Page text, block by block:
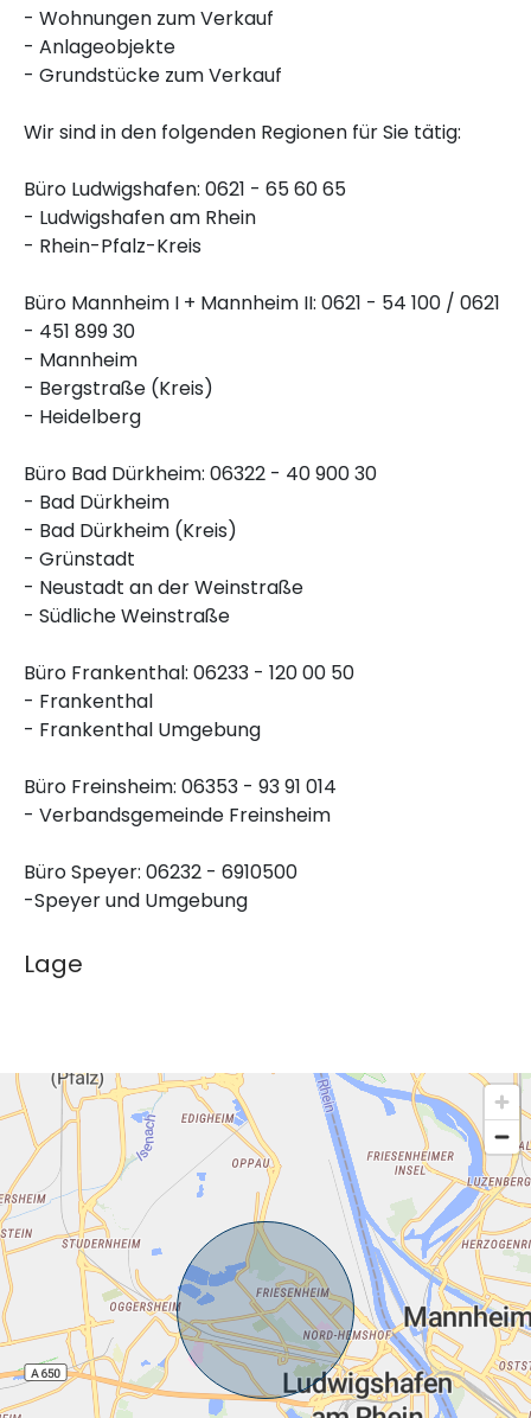
- Wohnungen zum Verkauf
- Anlageobjekte
- Grundstücke zum Verkauf
Wir sind in den folgenden Regionen für Sie tätig:
Büro Ludwigshafen: 0621 - 65 60 65
- Ludwigshafen am Rhein
- Rhein-Pfalz-Kreis
Büro Mannheim I + Mannheim II: 0621 - 54 100 / 0621
- 451 899 30
- Mannheim
- Bergstraße (Kreis)
- Heidelberg
Büro Bad Dürkheim: 06322 - 40 900 30
- Bad Dürkheim
- Bad Dürkheim (Kreis)
- Grünstadt
- Neustadt an der Weinstraße
- Südliche Weinstraße
Büro Frankenthal: 06233 - 120 00 50
- Frankenthal
- Frankenthal Umgebung
Büro Freinsheim: 06353 - 93 91 014
- Verbandsgemeinde Freinsheim
Büro Speyer: 06232 - 6910500
-Speyer und Umgebung
Lage